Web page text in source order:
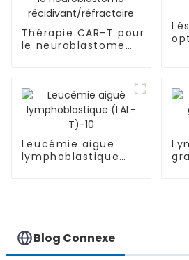
Thérapie CAR-T pour
le neuroblastome
Leucémie aiguë
lymphoblastique
Blog Connexe